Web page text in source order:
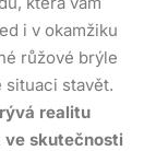
i v okamžiku
růžové brýle
situaci stavět.
realitu
ve skutečnosti